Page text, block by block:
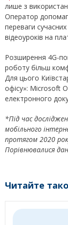
лише з
Оператор
переваги
відеоуроків на
Розширення 4G-
роботу більш
Для цього
офісу»: Microsoft
електронного
*Під час
мобільного
протягом 2020
Порівнювалися
Читайте